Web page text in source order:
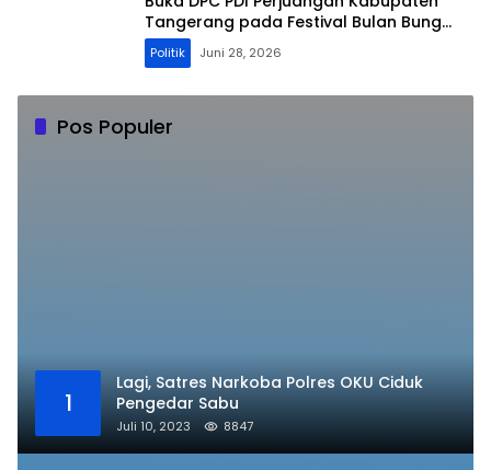
Tangerang pada Festival Bulan Bung
Karno 2026
Politik Juni 28, 2026
Pos Populer
1
Lagi, Satres Narkoba Polres OKU Ciduk
Pengedar Sabu
Juli 10, 2023 8847